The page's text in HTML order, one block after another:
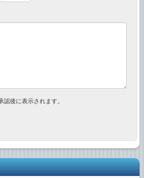
認後に表示されます。